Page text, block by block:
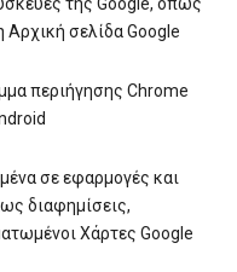
Αρχική σελίδα Google
περιήγησης Chrome
σε εφαρμογές και
διαφημίσεις,
Χάρτες Google